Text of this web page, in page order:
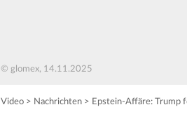
© glomex, 14.11.2025
Video > Nachrichten > Epstein-Affäre: Trump